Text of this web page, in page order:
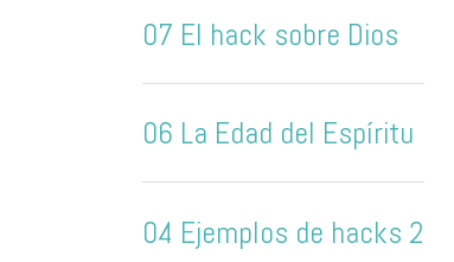
07 El hack sobre Dios
06 La Edad del Espíritu
04 Ejemplos de hacks 2